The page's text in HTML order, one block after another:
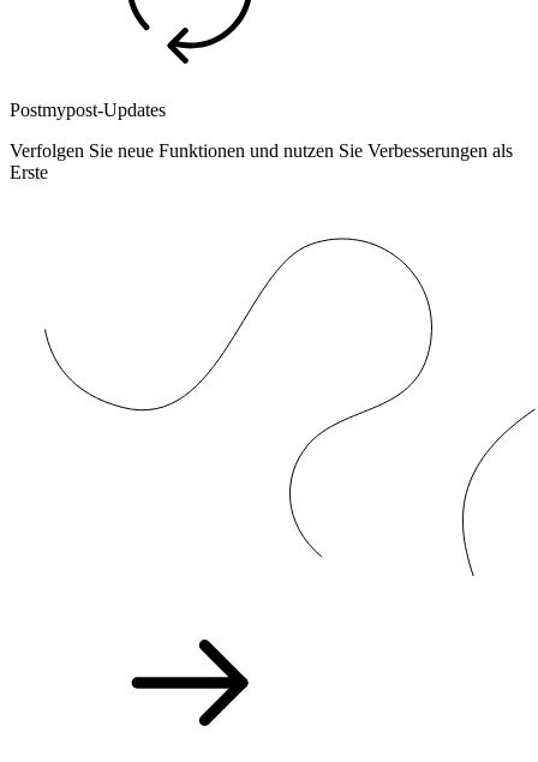
Postmypost-Updates
Verfolgen Sie neue Funktionen und nutzen Sie Verbesserungen als
Erste